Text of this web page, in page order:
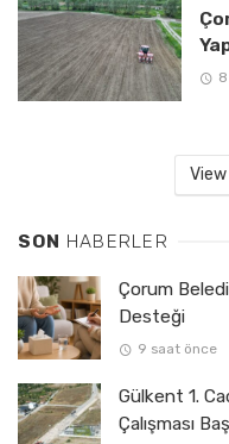
SON HABERLER
Çorum
Desteği
9 saat önce
Gülkent 1.
Çalışması